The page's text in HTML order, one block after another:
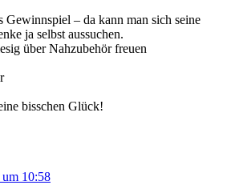
Gewinnspiel – da kann man sich seine
ja selbst aussuchen.
über Nahzubehör freuen
bisschen Glück!
10:58